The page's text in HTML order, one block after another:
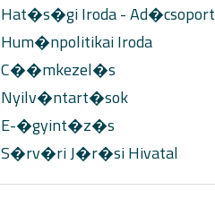
Hat�s�gi Iroda - Ad�csoport
Hum�npolitikai Iroda
C��mkezel�s
Nyilv�ntart�sok
E-�gyint�z�s
S�rv�ri J�r�si Hivatal